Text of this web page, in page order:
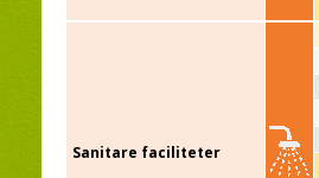
Sanitare faciliteter